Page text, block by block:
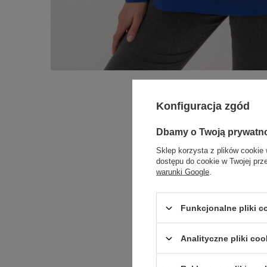
Konfiguracja zgód
Dbamy o Twoją
Sklep korzysta z plików cookie
dostępu do cookie w Twojej
warunki Google
Funkcjonalne pliki
Analityczne pliki